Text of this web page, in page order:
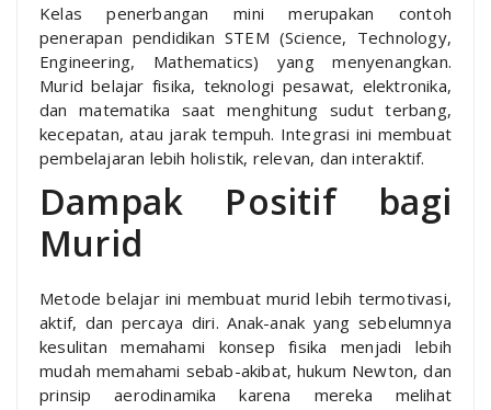
Kelas penerbangan mini merupakan contoh
penerapan pendidikan STEM (Science, Technology,
Engineering, Mathematics) yang menyenangkan.
Murid belajar fisika, teknologi pesawat, elektronika,
dan matematika saat menghitung sudut terbang,
kecepatan, atau jarak tempuh. Integrasi ini membuat
pembelajaran lebih holistik, relevan, dan interaktif.
Dampak Positif bagi
Murid
Metode belajar ini membuat murid lebih termotivasi,
aktif, dan percaya diri. Anak-anak yang sebelumnya
kesulitan memahami konsep fisika menjadi lebih
mudah memahami sebab-akibat, hukum Newton, dan
prinsip aerodinamika karena mereka melihat